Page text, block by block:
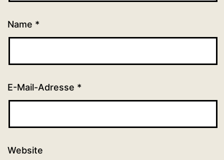
Name *
E-Mail-Adresse *
Website